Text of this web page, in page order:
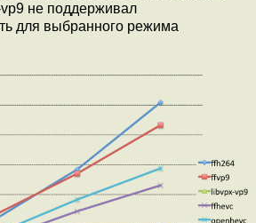
не поддерживал
для выбранного режима